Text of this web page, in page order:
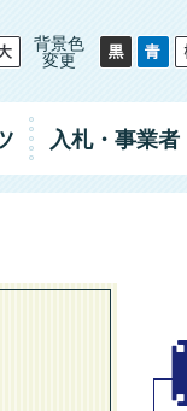
背景色
変更
入札・事業者